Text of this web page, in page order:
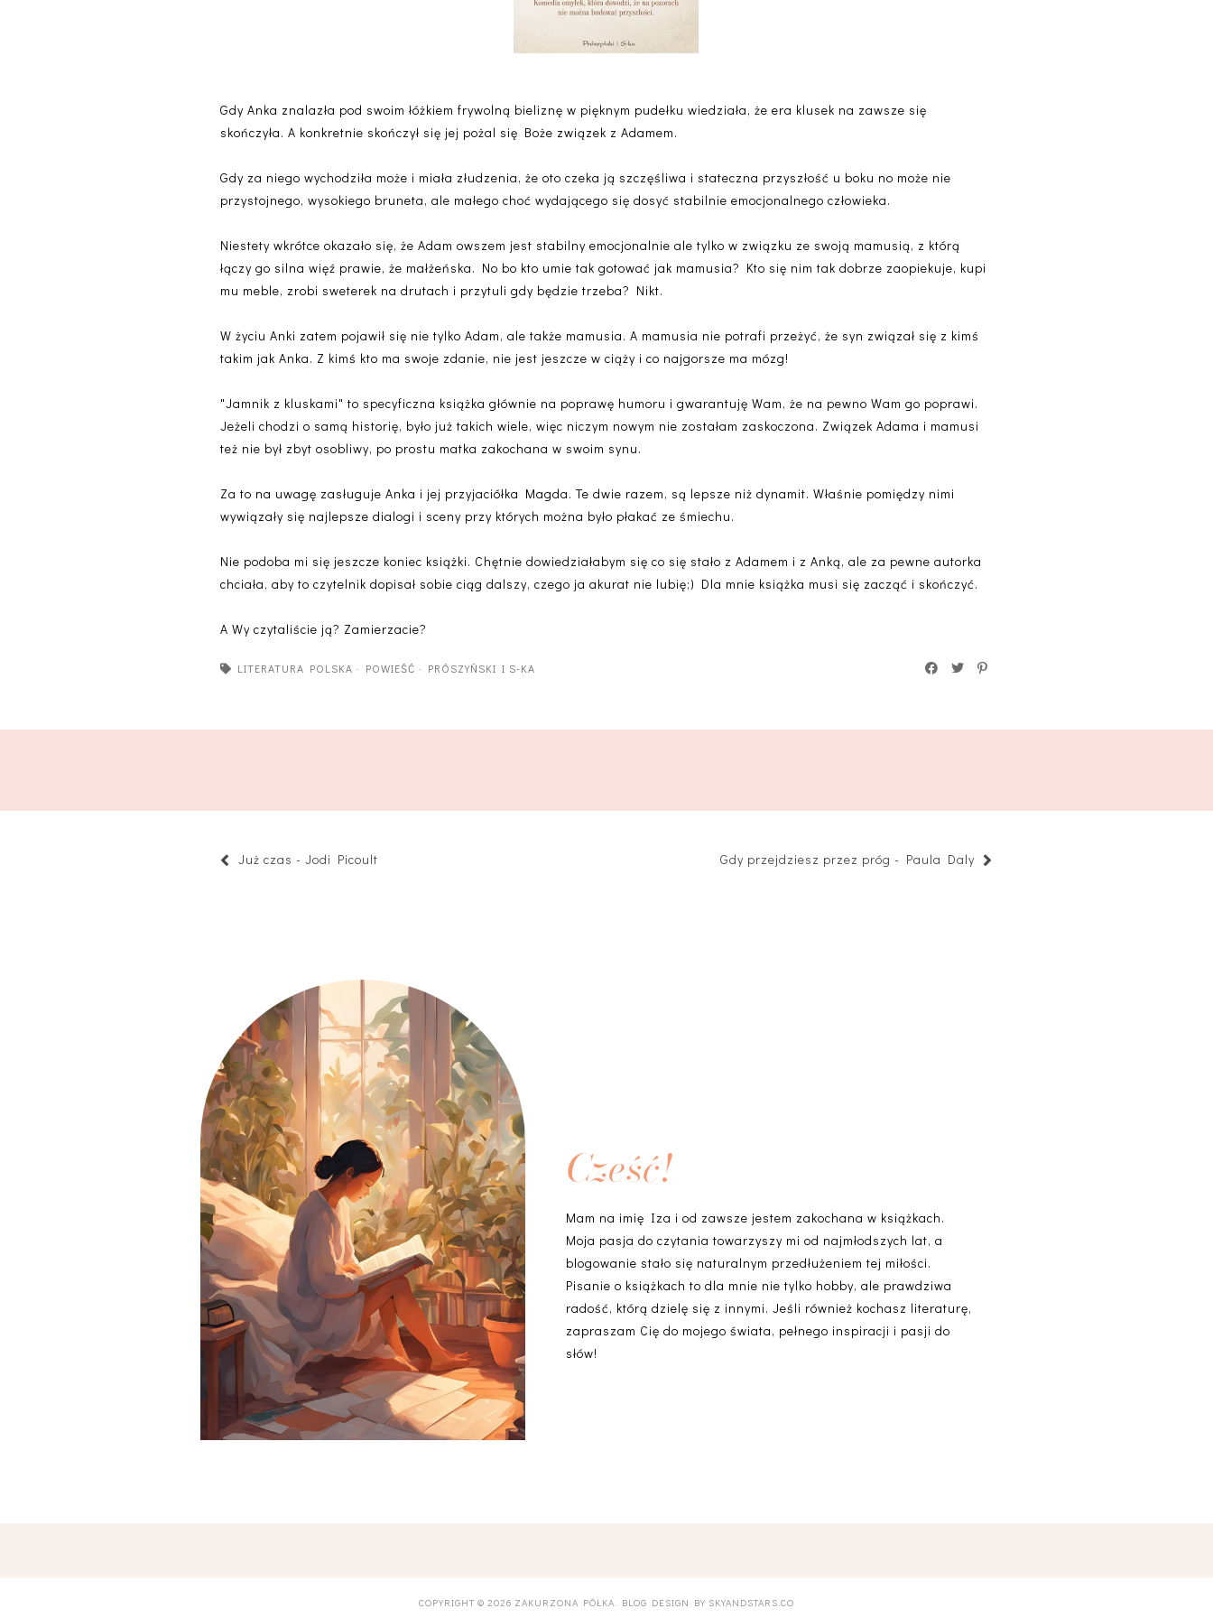
Gdy Anka znalazła pod swoim łóżkiem frywolną bieliznę w pięknym pudełku wiedziała, że era klusek na zawsze się
skończyła. A konkretnie skończył się jej pożal się Boże związek z Adamem.
Gdy za niego wychodziła może i miała złudzenia, że oto czeka ją szczęśliwa i stateczna przyszłość u boku no może nie
przystojnego, wysokiego bruneta, ale małego choć wydającego się dosyć stabilnie emocjonalnego człowieka.
Niestety wkrótce okazało się, że Adam owszem jest stabilny emocjonalnie ale tylko w związku ze swoją mamusią, z którą
łączy go silna więź prawie, że małżeńska. No bo kto umie tak gotować jak mamusia? Kto się nim tak dobrze zaopiekuje, kupi
mu meble, zrobi sweterek na drutach i przytuli gdy będzie trzeba? Nikt.
W życiu Anki zatem pojawił się nie tylko Adam, ale także mamusia. A mamusia nie potrafi przeżyć, że syn związał się z kimś
takim jak Anka. Z kimś kto ma swoje zdanie, nie jest jeszcze w ciąży i co najgorsze ma mózg!
"Jamnik z kluskami" to specyficzna książka głównie na poprawę humoru i gwarantuję Wam, że na pewno Wam go poprawi.
Jeżeli chodzi o samą historię, było już takich wiele, więc niczym nowym nie zostałam zaskoczona. Związek Adama i mamusi
też nie był zbyt osobliwy, po prostu matka zakochana w swoim synu.
Za to na uwagę zasługuje Anka i jej przyjaciółka Magda. Te dwie razem, są lepsze niż dynamit. Właśnie pomiędzy nimi
wywiązały się najlepsze dialogi i sceny przy których można było płakać ze śmiechu.
Nie podoba mi się jeszcze koniec książki. Chętnie dowiedziałabym się co się stało z Adamem i z Anką, ale za pewne autorka
chciała, aby to czytelnik dopisał sobie ciąg dalszy, czego ja akurat nie lubię;) Dla mnie książka musi się zacząć i skończyć.
A Wy czytaliście ją? Zamierzacie?
LITERATURA POLSKA · POWIEŚĆ · PRÓSZYŃSKI I S-KA
Już czas - Jodi Picoult Gdy przejdziesz przez próg - Paula Daly
Cześć!
Mam na imię Iza i od zawsze jestem zakochana w książkach.
Moja pasja do czytania towarzyszy mi od najmłodszych lat, a
blogowanie stało się naturalnym przedłużeniem tej miłości.
Pisanie o książkach to dla mnie nie tylko hobby, ale prawdziwa
radość, którą dzielę się z innymi. Jeśli również kochasz literaturę,
zapraszam Cię do mojego świata, pełnego inspiracji i pasji do
słów!
COPYRIGHT © 2026 ZAKURZONA PÓŁKA . BLOG DESIGN BY SKYANDSTARS.CO